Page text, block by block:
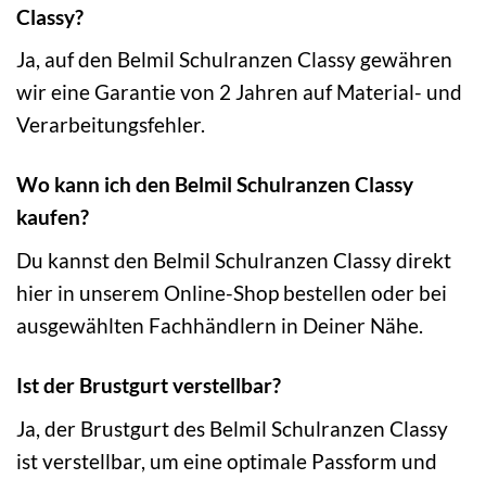
Classy?
Ja, auf den Belmil Schulranzen Classy gewähren
wir eine Garantie von 2 Jahren auf Material- und
Verarbeitungsfehler.
Wo kann ich den Belmil Schulranzen Classy
kaufen?
Du kannst den Belmil Schulranzen Classy direkt
hier in unserem Online-Shop bestellen oder bei
ausgewählten Fachhändlern in Deiner Nähe.
Ist der Brustgurt verstellbar?
Ja, der Brustgurt des Belmil Schulranzen Classy
ist verstellbar, um eine optimale Passform und